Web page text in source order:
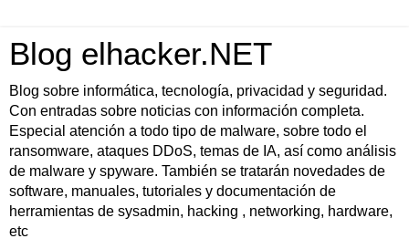
Blog elhacker.NET
Blog sobre informática, tecnología, privacidad y seguridad.
Con entradas sobre noticias con información completa.
Especial atención a todo tipo de malware, sobre todo el
ransomware, ataques DDoS, temas de IA, así como análisis
de malware y spyware. También se tratarán novedades de
software, manuales, tutoriales y documentación de
herramientas de sysadmin, hacking , networking, hardware,
etc